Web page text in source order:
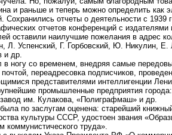
и раньше и теперь можно определить
Сохранились отчеты о деятельности с 1939
отчетов конференций с
оставили наилучшие пожелания в адрес
Л. Успенский, Г. Горбовский, Ю. Никулин,
и др.
в ногу со временем, внедряя самые
переадресовка подписчиков,
представителями интеллигенции
промышленные предприятия
им. Кулакова, «Полиграфмаш» и др.
по заслугам оценена: старейший
культуры СССР, удостоен звания
коммунистического труда».